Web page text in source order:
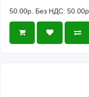
50.00р. Без НДС: 50.00р.